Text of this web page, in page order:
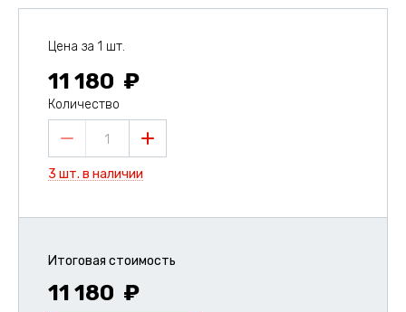
Цена за 1 шт.
11 180
Количество
1
3 шт. в наличии
Итоговая стоимость
11 180